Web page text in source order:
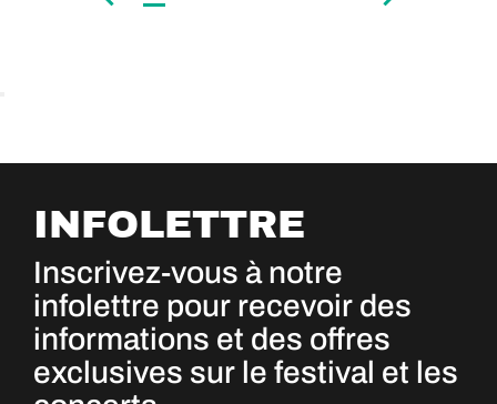
INFOLETTRE
Inscrivez-vous à notre
infolettre pour recevoir des
informations et des offres
exclusives sur le festival et les